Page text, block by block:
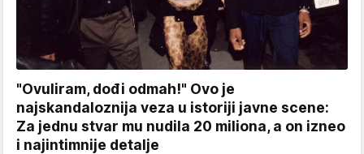
"Ovuliram, dođi odmah!" Ovo je
najskandaloznija veza u istoriji javne scene:
Za jednu stvar mu nudila 20 miliona, a on izneo
i najintimnije detalje